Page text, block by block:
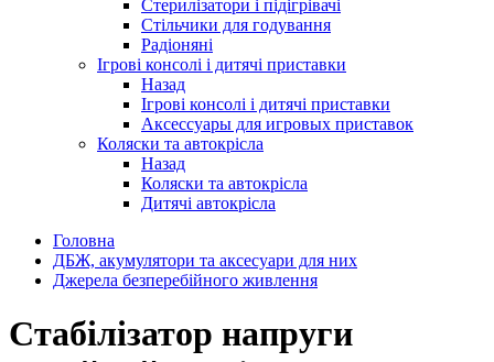
Стерилізатори і підігрівачі
Стільчики для годування
Радіоняні
Ігрові консолі і дитячі приставки
Назад
Ігрові консолі і дитячі приставки
Аксессуары для игровых приставок
Коляски та автокрісла
Назад
Коляски та автокрісла
Дитячі автокрісла
Головна
ДБЖ, акумулятори та аксесуари для них
Джерела безперебійного живлення
Стабілізатор напруги